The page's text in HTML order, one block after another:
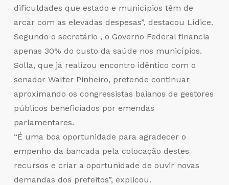
dificuldades que estado e municípios têm de
arcar com as elevadas despesas”, destacou Lídice.
Segundo o secretário , o Governo Federal financia
apenas 30% do custo da saúde nos municípios.
Solla, que já realizou encontro idêntico com o
senador Walter Pinheiro, pretende continuar
aproximando os congressistas baianos de gestores
públicos beneficiados por emendas
parlamentares.
“É uma boa oportunidade para agradecer o
empenho da bancada pela colocação destes
recursos e criar a oportunidade de ouvir novas
demandas dos prefeitos”, explicou.